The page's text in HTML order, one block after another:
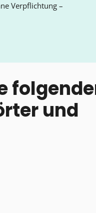
Verpflichtung –
und